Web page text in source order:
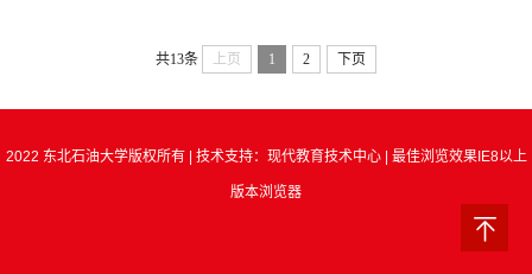
共13条 上页 1 2 下页
2022 东北石油大学版权所有 | 技术支持：现代教育技术中心 | 最佳浏览效果IE8以上
版本浏览器